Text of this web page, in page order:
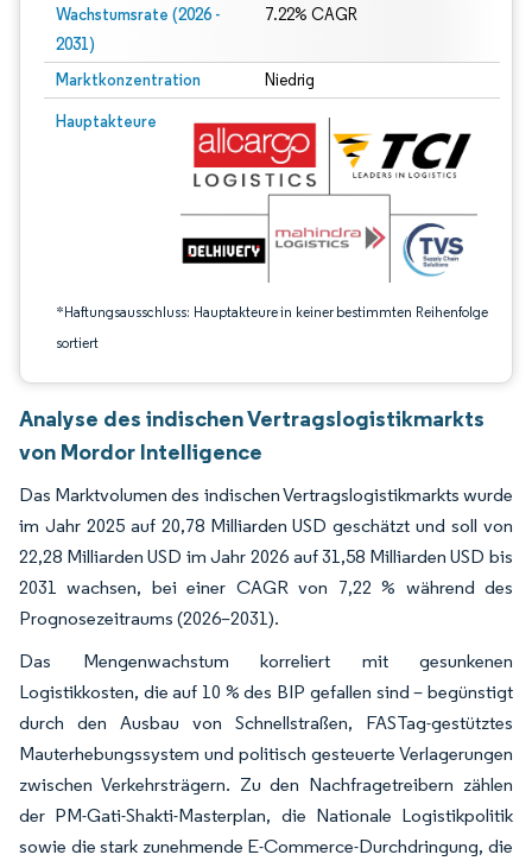
Wachstumsrate (2026 -
2031)
7.22% CAGR
Marktkonzentration Niedrig
Hauptakteure
*Haftungsausschluss: Hauptakteure in keiner bestimmten Reihenfolge
sortiert
Bild © Mordor Intelligence. Wiederverwendung erfordert Namensnennung
Analyse des indischen Vertragslogistikmarkts
von Mordor Intelligence
Das Marktvolumen des indischen Vertragslogistikmarkts wurde
im Jahr 2025 auf 20,78 Milliarden USD geschätzt und soll von
22,28 Milliarden USD im Jahr 2026 auf 31,58 Milliarden USD bis
2031 wachsen, bei einer CAGR von 7,22 % während des
Prognosezeitraums (2026–2031).
Das Mengenwachstum korreliert mit gesunkenen
Logistikkosten, die auf 10 % des BIP gefallen sind – begünstigt
durch den Ausbau von Schnellstraßen, FASTag-gestütztes
Mauterhebungssystem und politisch gesteuerte Verlagerungen
zwischen Verkehrsträgern. Zu den Nachfragetreibern zählen
der PM-Gati-Shakti-Masterplan, die Nationale Logistikpolitik
sowie die stark zunehmende E-Commerce-Durchdringung, die